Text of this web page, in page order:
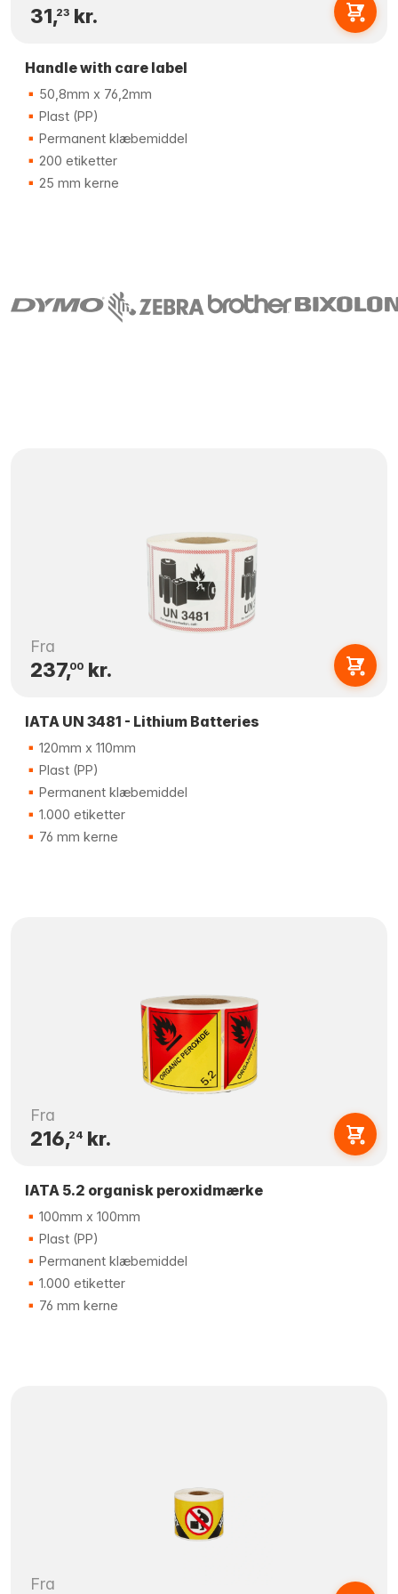
31,23kr.
Handle with care label
50,8mm x 76,2mm
Plast (PP)
Permanent klæbemiddel
200 etiketter
25 mm kerne
Fra
237,00kr.
IATA UN 3481 - Lithium Batteries
120mm x 110mm
Plast (PP)
Permanent klæbemiddel
1.000 etiketter
76 mm kerne
Fra
216,24kr.
IATA 5.2 organisk peroxidmærke
100mm x 100mm
Plast (PP)
Permanent klæbemiddel
1.000 etiketter
76 mm kerne
Fra